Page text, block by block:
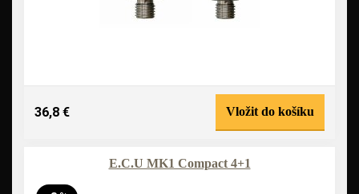
36,8 € Vložit do košíku
E.C.U MK1 Compact 4+1